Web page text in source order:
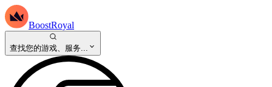
BoostRoyal
查找您的游戏、服务...